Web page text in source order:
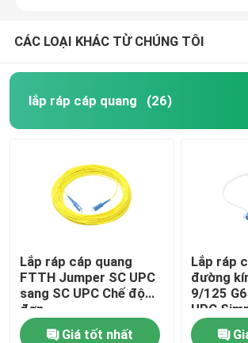
đóng mối nối sợi quang
Cáp vá Ethernet
Thiết bị kiểm tra sợi
CÁC LOẠI KHÁC TỪ CHÚNG TÔI
lắp ráp cáp quang (26)
Lắp ráp cáp quang
FTTH Jumper SC UPC
sang SC UPC Chế độ
đơn
Giá tốt nhất
Lắp ráp
đường
9/125
UPC
bóng